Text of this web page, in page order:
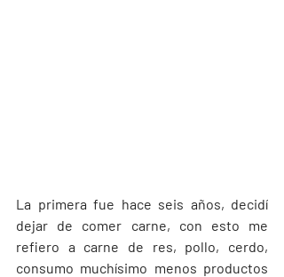
La primera fue hace seis años, decidí
dejar de comer carne, con esto me
refiero a carne de res, pollo, cerdo,
consumo muchísimo menos productos